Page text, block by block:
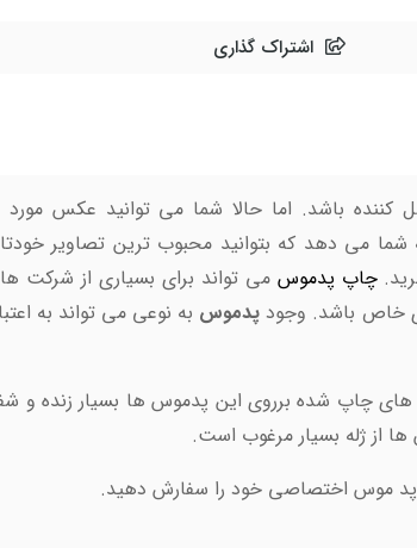
اشتراک گذاری
باشد. اما حالا شما می توانید عکس مورد
شما می دهد که بتوانید محبوب ترین تصاویر
چاپ پدموس می تواند برای بسیاری از شرکت
خاص باشد. وجود پدموس به نوعی می تواند به
چاپ شده برروی این پدموس ها بسیار زنده و
از ژله بسیار مرغوب است.
پد موس اختصاصی خود را سفارش دهید.